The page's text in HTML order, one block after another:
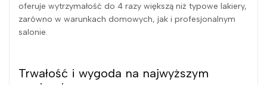
oferuje wytrzymałość do 4 razy większą niż typowe lakiery,
zarówno w warunkach domowych, jak i profesjonalnym
salonie.
Trwałość i wygoda na najwyższym